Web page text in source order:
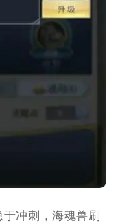
冲刺，海魂兽刷